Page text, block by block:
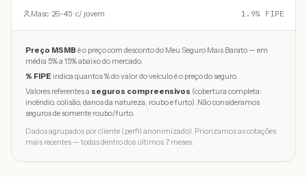
Masc · 26-45 · c/ jovem 1.9% FIPE
Preço MSMB é o preço com desconto do Meu Seguro Mais Barato — em
média 5% a 15% abaixo do mercado.
% FIPE indica quantos % do valor do veículo é o preço do seguro.
Valores referentes a seguros compreensivos (cobertura completa:
incêndio, colisão, danos da natureza, roubo e furto). Não consideramos
seguros de somente roubo/furto.
Dados agrupados por cliente (perfil anonimizado). Priorizamos as cotações
mais recentes — todas dentro dos últimos 7 meses.